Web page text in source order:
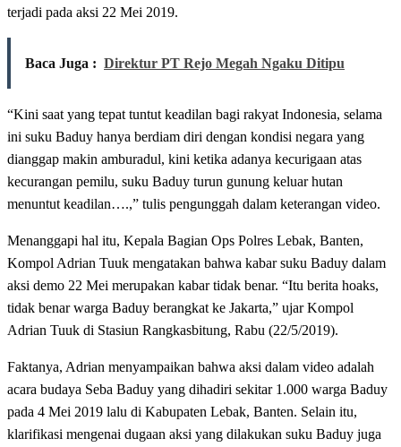
terjadi pada aksi 22 Mei 2019.
Baca Juga : Direktur PT Rejo Megah Ngaku Ditipu
“Kini saat yang tepat tuntut keadilan bagi rakyat Indonesia, selama
ini suku Baduy hanya berdiam diri dengan kondisi negara yang
dianggap makin amburadul, kini ketika adanya kecurigaan atas
kecurangan pemilu, suku Baduy turun gunung keluar hutan
menuntut keadilan….,” tulis pengunggah dalam keterangan video.
Menanggapi hal itu, Kepala Bagian Ops Polres Lebak, Banten,
Kompol Adrian Tuuk mengatakan bahwa kabar suku Baduy dalam
aksi demo 22 Mei merupakan kabar tidak benar. “Itu berita hoaks,
tidak benar warga Baduy berangkat ke Jakarta,” ujar Kompol
Adrian Tuuk di Stasiun Rangkasbitung, Rabu (22/5/2019).
Faktanya, Adrian menyampaikan bahwa aksi dalam video adalah
acara budaya Seba Baduy yang dihadiri sekitar 1.000 warga Baduy
pada 4 Mei 2019 lalu di Kabupaten Lebak, Banten. Selain itu,
klarifikasi mengenai dugaan aksi yang dilakukan suku Baduy juga